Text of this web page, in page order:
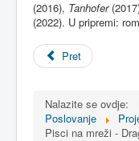
(2016), Tanhofer
(2022). U pripremi:
Pret
Nalazite se ovdje:
Poslovanje
Pisci na mreži -